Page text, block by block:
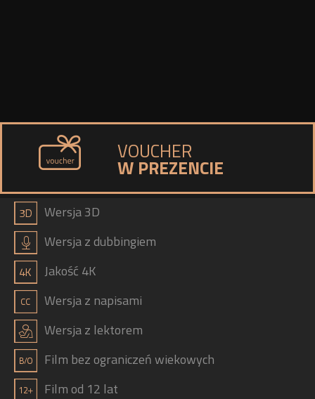
VOUCHER
W PREZENCIE
a Wersja 3D
h Wersja z dubbingiem
b Jakość 4K
g Wersja z napisami
j Wersja z lektorem
Film bez ograniczeń wiekowych
Film od 12 lat